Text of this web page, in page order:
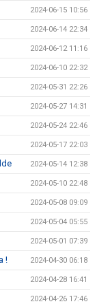
2024-06-15 10:56
2024-06-14 22:34
2024-06-12 11:16
2024-06-10 22:32
2024-05-31 22:26
2024-05-27 14:31
2024-05-24 22:46
2024-05-17 22:03
2024-05-14 12:38
2024-05-10 22:48
2024-05-08 09:09
2024-05-04 05:55
2024-05-01 07:39
! 2024-04-30 06:18
2024-04-28 16:41
2024-04-26 17:46